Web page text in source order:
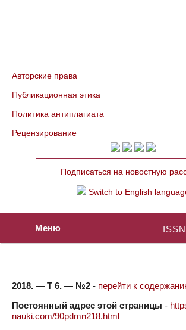
Авторские права
Публикационная этика
Политика антиплагиата
Рецензирование
Подписаться на новостную
Switch to English
Меню
2018. — Т 6. — №2 - перейти к
Постоянный адрес этой страницы -
nauki.com/90pdmn218.html